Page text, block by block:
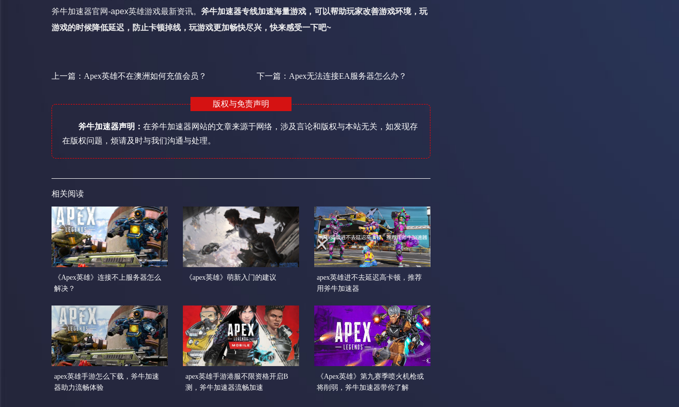
斧牛加速器官网-apex英雄游戏最新资讯。 斧牛加速器专线加速海量游戏，可以帮助玩家改善游戏环境，玩
游戏的时候降低延迟，防止卡顿掉线，玩游戏更加畅快尽兴，快来感受一下吧~
上一篇： Apex英雄不在澳洲如何充值会员？ 下一篇： Apex无法连接EA服务器怎么办？
版权与免责声明
斧牛加速器声明： 在斧牛加速器网站的文章来源于网络，涉及言论和版权与本站无关，如发现存
在版权问题，烦请及时与我们沟通与处理。
相关阅读
《Apex英雄》连接不上服务器怎么
解决？
《apex英雄》萌新入门的建议
apex英雄进不去延迟高卡顿，推荐
用斧牛加速器
apex英雄手游怎么下载，斧牛加速
器助力流畅体验
apex英雄手游港服不限资格开启B
测，斧牛加速器流畅加速
《Apex英雄》第九赛季喷火机枪或
将削弱，斧牛加速器带你了解